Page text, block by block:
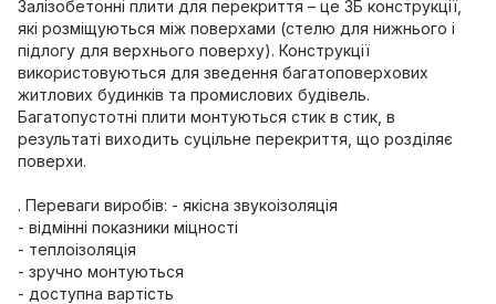
Залізобетонні плити для перекриття – це ЗБ конструкції,
які розміщуються між поверхами (стелю для нижнього і
підлогу для верхнього поверху). Конструкції
використовуються для зведення багатоповерхових
житлових будинків та промислових будівель.
Багатопустотні плити монтуються стик в стик, в
результаті виходить суцільне перекриття, що розділяє
поверхи.
. Переваги виробів: - якісна звукоізоляція
- відмінні показники міцності
- теплоізоляція
- зручно монтуються
- доступна вартість